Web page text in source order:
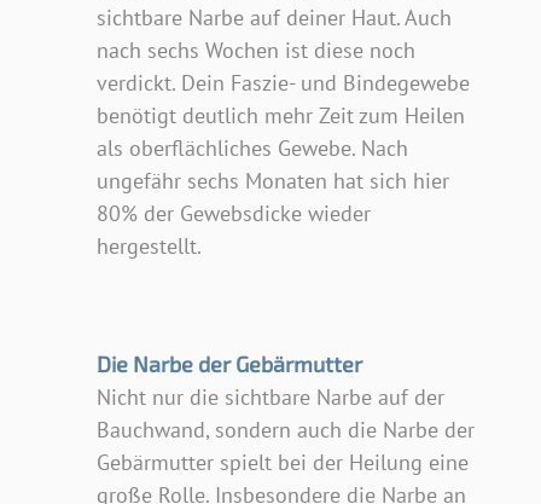
sichtbare Narbe auf deiner Haut. Auch
nach sechs Wochen ist diese noch
verdickt. Dein Faszie- und Bindegewebe
benötigt deutlich mehr Zeit zum Heilen
als oberflächliches Gewebe. Nach
ungefähr sechs Monaten hat sich hier
80% der Gewebsdicke wieder
hergestellt.
Die Narbe der Gebärmutter
Nicht nur die sichtbare Narbe auf der
Bauchwand, sondern auch die Narbe der
Gebärmutter spielt bei der Heilung eine
große Rolle. Insbesondere die Narbe an